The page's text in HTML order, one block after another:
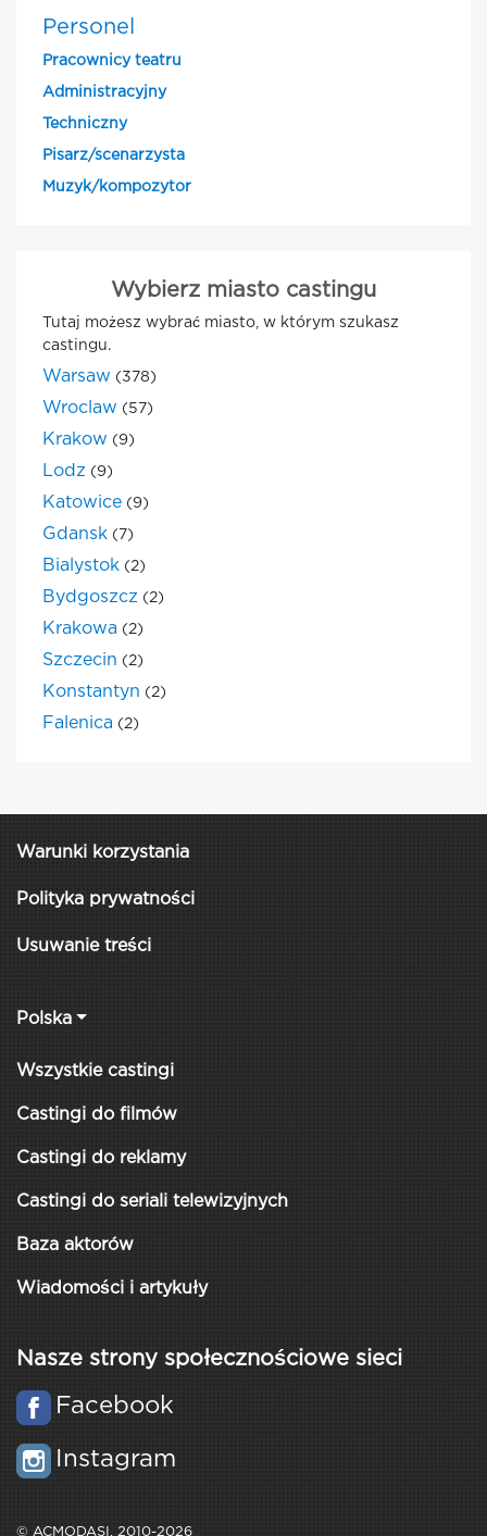
Personel
Pracownicy teatru
Administracyjny
Techniczny
Pisarz/scenarzysta
Muzyk/kompozytor
Wybierz miasto castingu
Tutaj możesz wybrać miasto, w którym szukasz
castingu.
Warsaw (378)
Wroclaw (57)
Krakow (9)
Lodz (9)
Katowice (9)
Gdansk (7)
Bialystok (2)
Bydgoszcz (2)
Krakowa (2)
Szczecin (2)
Konstantyn (2)
Falenica (2)
Warunki korzystania
Polityka prywatności
Usuwanie treści
Polska
Wszystkie castingi
Castingi do filmów
Castingi do reklamy
Castingi do seriali telewizyjnych
Baza aktorów
Wiadomości i artykuły
Nasze strony społecznościowe sieci
Facebook
Instagram
© ACMODASI, 2010-2026